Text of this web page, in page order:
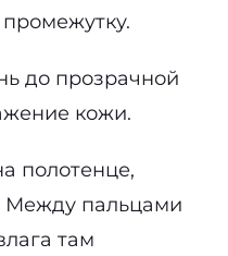
до прозрачной
кожи.
полотенце,
Между пальцами
там